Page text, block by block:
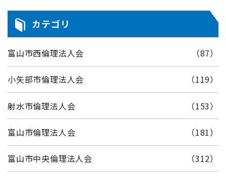
カテゴリ
富山市西倫理法人会 （87）
小矢部市倫理法人会 （119）
射水市倫理法人会 （153）
富山市倫理法人会 （181）
富山市中央倫理法人会 （312）